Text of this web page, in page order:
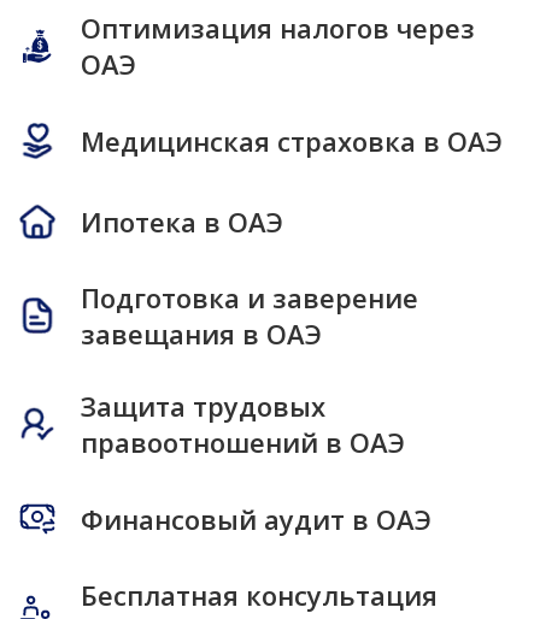
Оптимизация налогов через
ОАЭ
Медицинская страховка в ОАЭ
Ипотека в ОАЭ
Подготовка и заверение
завещания в ОАЭ
Защита трудовых
правоотношений в ОАЭ
Финансовый аудит в ОАЭ
Бесплатная консультация